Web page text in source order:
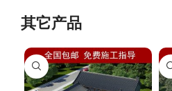
其它产品